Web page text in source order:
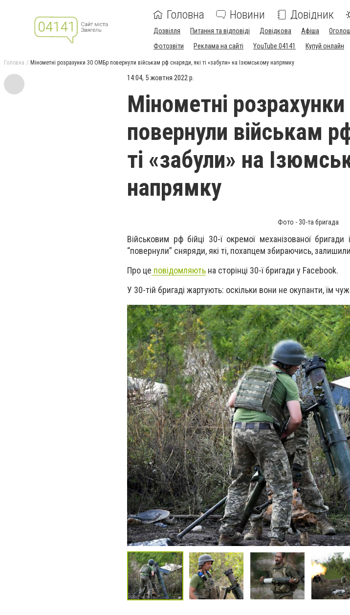
Головна Новини Довідник
Дозвілля Питання та відповіді Довідкова Афіша
Фотозвіти
Реклама на сайті YouTube 04141 Купуй онлайн
Головна Мінометні розрахунки 30 ОМБр повернули військам рф снаряди, які ті «забули» на Ізюмському напрямку
14:04, 5 жовтня 2022 р.
Мінометні
повернули військам
ті «забули» на
напрямку
Фото - 30-та бригада
Військовим рф бійці 30-ї окремої механізованої
“повернули” сняряди, які ті, похапцем збираючись,
Про це повідомляють на сторінці 30-ї бригади у Facebook.
У 30-тій бригаді жартують: оскільки вони не окупанти, їм